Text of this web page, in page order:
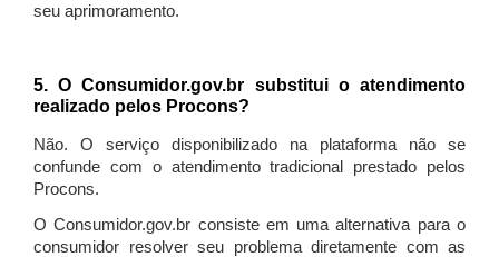
seu aprimoramento.
5. O Consumidor.gov.br substitui o atendimento
realizado pelos Procons?
Não. O serviço disponibilizado na plataforma não se
confunde com o atendimento tradicional prestado pelos
Procons.
O Consumidor.gov.br consiste em uma alternativa para o
consumidor resolver seu problema diretamente com as